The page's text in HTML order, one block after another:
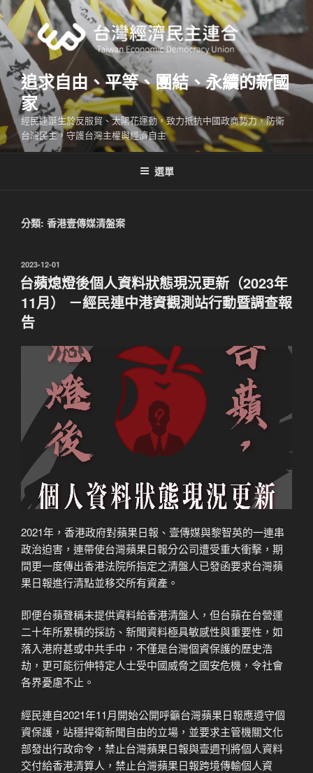
跳
至
主
內
容
追求自由、平等、團結、永續的新國
家
經民連誕生於反服貿、太陽花運動，致力抵抗中國政商勢力，防衛
台灣民主，守護台灣主權與經濟自主
選單
分類: 香港壹傳媒清盤案
發
佈
於
2023-12-01
台蘋熄燈後個人資料狀態現況更新（2023年
11月） －經民連中港資觀測站行動暨調查報
告
2021年，香港政府對蘋果日報、壹傳媒與黎智英的一連串
政治迫害，連帶使台灣蘋果日報分公司遭受重大衝擊，期
間更一度傳出香港法院所指定之清盤人已發函要求台灣蘋
果日報進行清點並移交所有資產。
即便台蘋聲稱未提供資料給香港清盤人，但台蘋在台營運
二十年所累積的採訪、新聞資料極具敏感性與重要性，如
落入港府甚或中共手中，不僅是台灣個資保護的歷史浩
劫，更可能衍伸特定人士受中國威脅之國安危機，令社會
各界憂慮不止。
經民連自2021年11月開始公開呼籲台灣蘋果日報應遵守個
資保護，站穩捍衛新聞自由的立場，並要求主管機關文化
部發出行政命令，禁止台灣蘋果日報與壹週刊將個人資料
交付給香港清算人，禁止台灣蘋果日報跨境傳輸個人資